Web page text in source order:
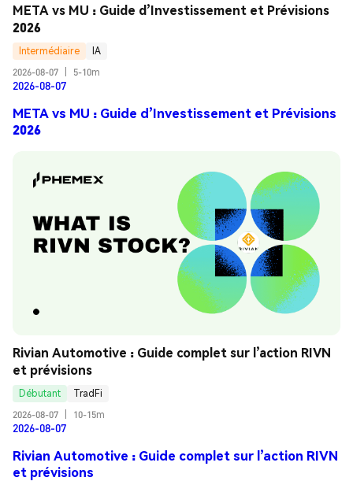
META vs MU : Guide d’Investissement et Prévisions
2026
Intermédiaire
IA
2026-08-07
5-10m
2026-08-07
META vs MU : Guide d’Investissement et Prévisions
2026
Rivian Automotive : Guide complet sur l’action RIVN
et prévisions
Débutant
TradFi
2026-08-07
10-15m
2026-08-07
Rivian Automotive : Guide complet sur l’action RIVN
et prévisions